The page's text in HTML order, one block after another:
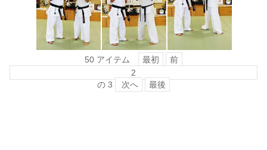
50 アイテム 最初 前
の 3 次へ 最後